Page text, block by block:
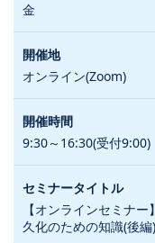
金
オンライン(Zoom)
9:30～16:30(受付9:00)
【オンラインセミナ
久化のための知識(後編)